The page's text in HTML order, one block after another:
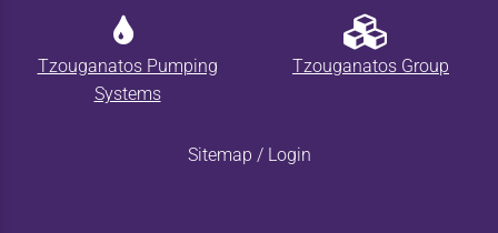
Tzouganatos Pumping
Systems
Tzouganatos Group
Sitemap / Login